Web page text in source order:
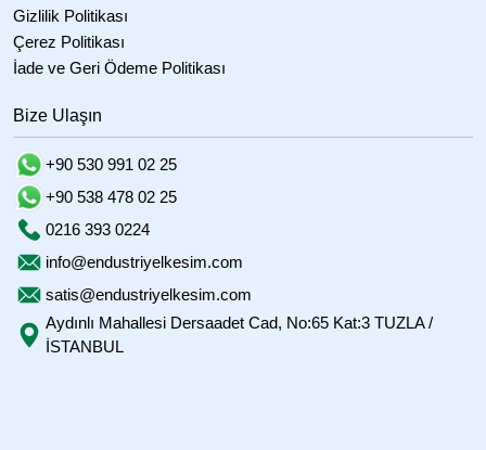
Gizlilik Politikası
Çerez Politikası
İade ve Geri Ödeme Politikası
Bize Ulaşın
+90 530 991 02 25
+90 538 478 02 25
0216 393 0224
info@endustriyelkesim.com
satis@endustriyelkesim.com
Aydınlı Mahallesi Dersaadet Cad, No:65 Kat:3 TUZLA /
İSTANBUL